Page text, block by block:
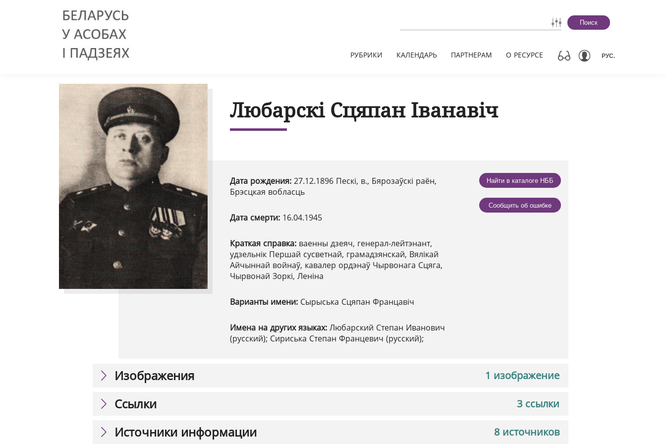
Поиск
РУБРИКИ КАЛЕНДАРЬ ПАРТНЕРАМ О РЕСУРСЕ РУС.
Любарскі Сцяпан Іванавіч
Дата рождения: 27.12.1896 Пескі, в., Бярозаўскі раён,
Брэсцкая вобласць
Дата смерти: 16.04.1945
Краткая справка: ваенны дзеяч, генерал-лейтэнант,
удзельнік Першай сусветнай, грамадзянскай, Вялікай
Айчыннай войнаў, кавалер ордэнаў Чырвонага Сцяга,
Чырвонай Зоркі, Леніна
Варианты имени: Сырыська Сцяпан Францавіч
Имена на других языках: Любарский Степан Иванович
(русский); Сириська Степан Францевич (русский);
Найти в каталоге НББ
Сообщить об ошибке
1 изображение
Изображения
3 ссылки
Ссылки
8 источников
Источники информации